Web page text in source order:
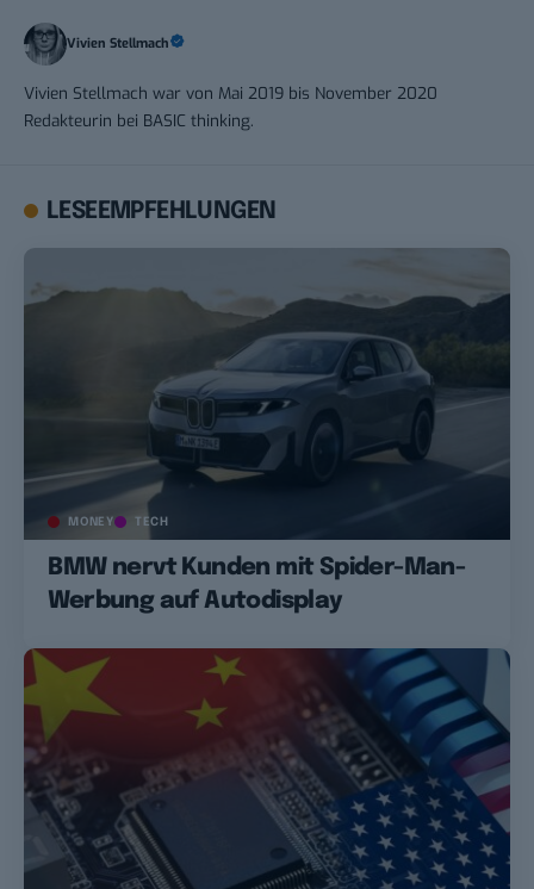
Vivien Stellmach
Vivien Stellmach war von Mai 2019 bis November 2020
Redakteurin bei BASIC thinking.
LESEEMPFEHLUNGEN
MONEY TECH
BMW nervt Kunden mit Spider-Man-
Werbung auf Autodisplay